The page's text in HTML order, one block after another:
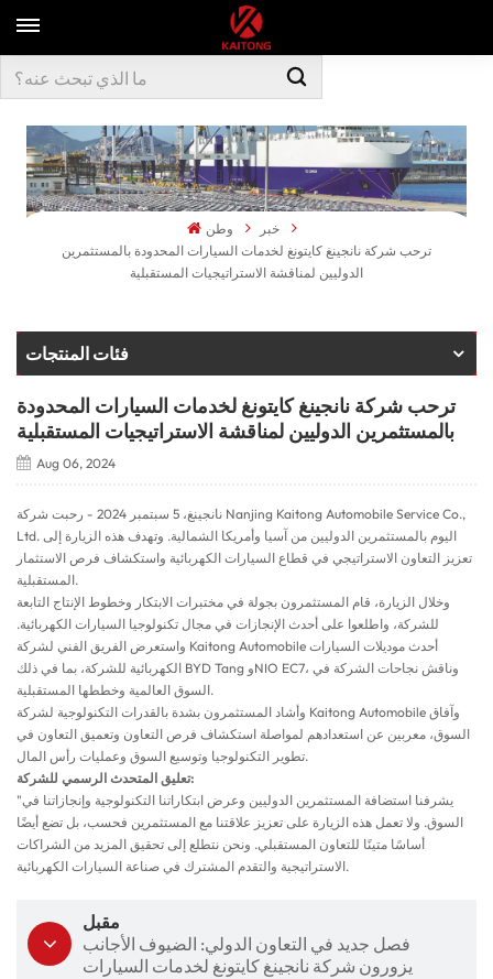
وطن
خبر
ترحب شركة نانجينغ كايتونغ لخدمات السيارات المحدودة بالمستثمرين
الدوليين لمناقشة الاستراتيجيات المستقبلية
فئات المنتجات
ترحب شركة نانجينغ كايتونغ لخدمات السيارات المحدودة
بالمستثمرين الدوليين لمناقشة الاستراتيجيات المستقبلية
Aug 06, 2024
نانجينغ، 5 سبتمبر 2024 - رحبت شركة Nanjing Kaitong Automobile Service Co.,
Ltd. اليوم بالمستثمرين الدوليين من آسيا وأمريكا الشمالية. وتهدف هذه الزيارة إلى
تعزيز التعاون الاستراتيجي في قطاع السيارات الكهربائية واستكشاف فرص الاستثمار
المستقبلية.
وخلال الزيارة، قام المستثمرون بجولة في مختبرات الابتكار وخطوط الإنتاج التابعة
للشركة، واطلعوا على أحدث الإنجازات في مجال تكنولوجيا السيارات الكهربائية.
واستعرض الفريق الفني لشركة Kaitong Automobile أحدث موديلات السيارات
الكهربائية للشركة، بما في ذلك BYD Tang وNIO EC7، وناقش نجاحات الشركة في
السوق العالمية وخططها المستقبلية.
وأشاد المستثمرون بشدة بالقدرات التكنولوجية لشركة Kaitong Automobile وآفاق
السوق، معربين عن استعدادهم لمواصلة استكشاف فرص التعاون وتعميق التعاون في
تطوير التكنولوجيا وتوسيع السوق وعمليات رأس المال.
تعليق المتحدث الرسمي للشركة:
"يشرفنا استضافة المستثمرين الدوليين وعرض ابتكاراتنا التكنولوجية وإنجازاتنا في
السوق. ولا تعمل هذه الزيارة على تعزيز علاقتنا مع المستثمرين فحسب، بل تضع أيضًا
أساسًا متينًا للتعاون المستقبلي. ونحن نتطلع إلى تحقيق المزيد من الشراكات
الاستراتيجية والتقدم المشترك في صناعة السيارات الكهربائية.
مقبل
فصل جديد في التعاون الدولي: الضيوف الأجانب
يزورون شركة نانجينغ كايتونغ لخدمات السيارات